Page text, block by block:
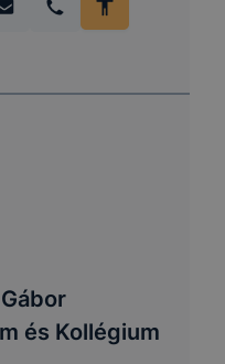
és Kollégium